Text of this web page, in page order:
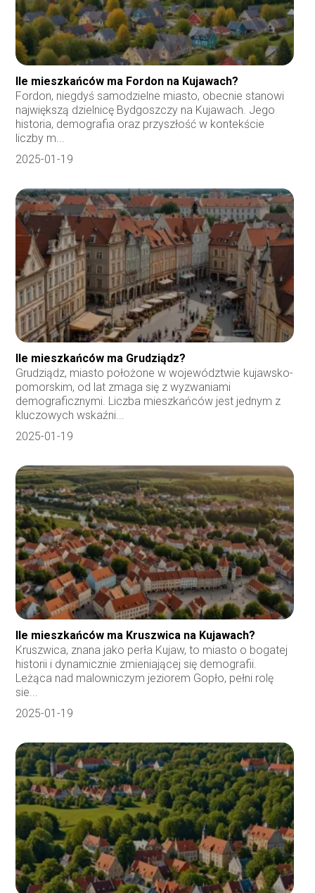
Ile mieszkańców ma Fordon na Kujawach?
Fordon, niegdyś samodzielne miasto, obecnie stanowi
największą dzielnicę Bydgoszczy na Kujawach. Jego
historia, demografia oraz przyszłość w kontekście
liczby m...
2025-01-19
Ile mieszkańców ma Grudziądz?
Grudziądz, miasto położone w województwie kujawsko-
pomorskim, od lat zmaga się z wyzwaniami
demograficznymi. Liczba mieszkańców jest jednym z
kluczowych wskaźni...
2025-01-19
Ile mieszkańców ma Kruszwica na Kujawach?
Kruszwica, znana jako perła Kujaw, to miasto o bogatej
historii i dynamicznie zmieniającej się demografii.
Leżąca nad malowniczym jeziorem Gopło, pełni rolę
sie...
2025-01-19